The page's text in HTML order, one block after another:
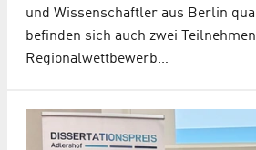
und Wissenschaftler aus Berlin
befinden sich auch zwei
Regionalwettbewerb…